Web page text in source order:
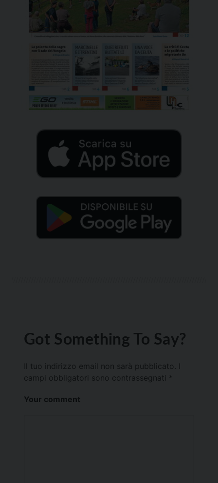
Got Something To Say?
Il tuo indirizzo email non sarà pubblicato.
campi obbligatori sono contrassegnati *
Your comment